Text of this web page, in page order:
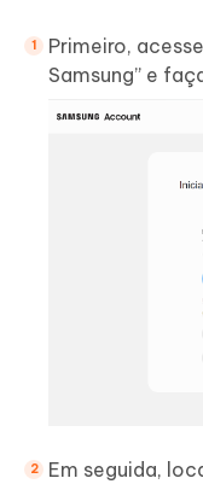
Primeiro,
Samsung” e
Em seguida,